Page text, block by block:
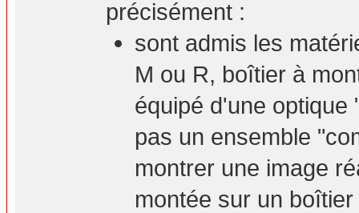
précisément :
sont admis les
M ou R, boîtier à
équipé d'une optique
pas un ensemble
montrer une image
montée sur un